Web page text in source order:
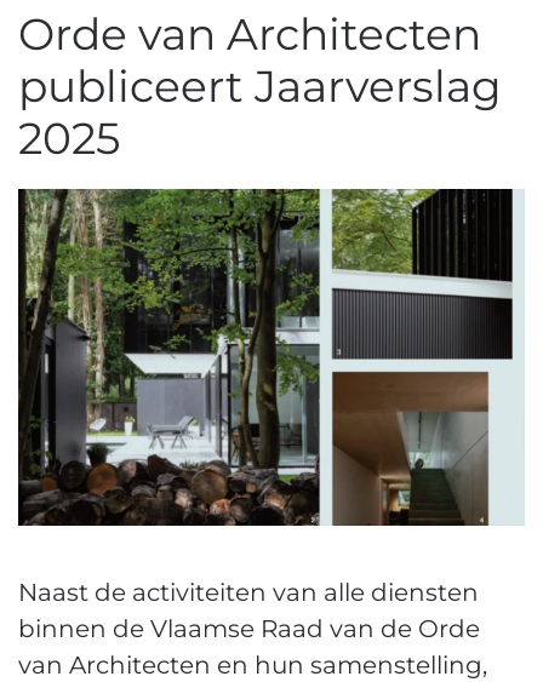
Orde van Architecten
publiceert Jaarverslag
2025
Naast de activiteiten van alle diensten
binnen de Vlaamse Raad van de Orde
van Architecten en hun samenstelling,